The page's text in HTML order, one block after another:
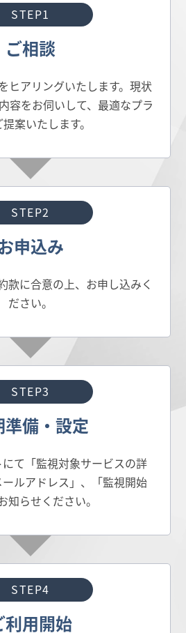
STEP1
ご相談
ヒアリングいたします。現状
容をお伺いして、最適なプラ
案いたします。
STEP2
申込み
款に合意の上、お申し込みく
ださい。
STEP3
準備・設定
て「監視対象サービスの詳
ルアドレス」、「監視開始
知らせください。
STEP4
利用開始